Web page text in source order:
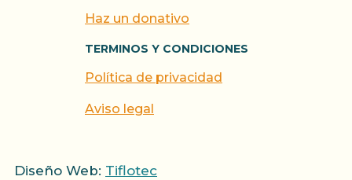
Haz un donativo
TERMINOS Y CONDICIONES
Política de privacidad
Aviso legal
Diseño Web: Tiflotec